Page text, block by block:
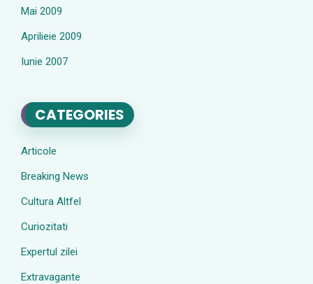
Mai 2009
Aprilieie 2009
Iunie 2007
CATEGORIES
Articole
Breaking News
Cultura Altfel
Curiozitati
Expertul zilei
Extravagante